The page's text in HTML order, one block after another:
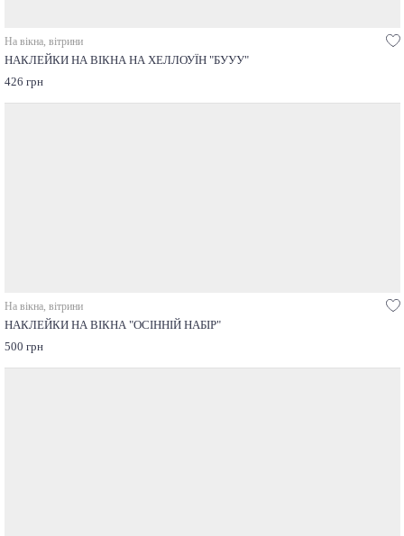
На вікна, вітрини
НАКЛЕЙКИ НА ВІКНА НА ХЕЛЛОУЇН "БУУУ"
426 грн
На вікна, вітрини
НАКЛЕЙКИ НА ВІКНА "ОСІННІЙ НАБІР"
500 грн